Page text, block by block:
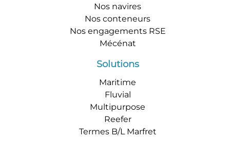
Nos navires
Nos conteneurs
Nos engagements RSE
Mécénat
Solutions
Maritime
Fluvial
Multipurpose
Reefer
Termes B/L Marfret